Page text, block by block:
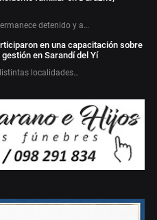
detenido y a…
en una capacitación sobre
en Sarandí del Yí
localidades…